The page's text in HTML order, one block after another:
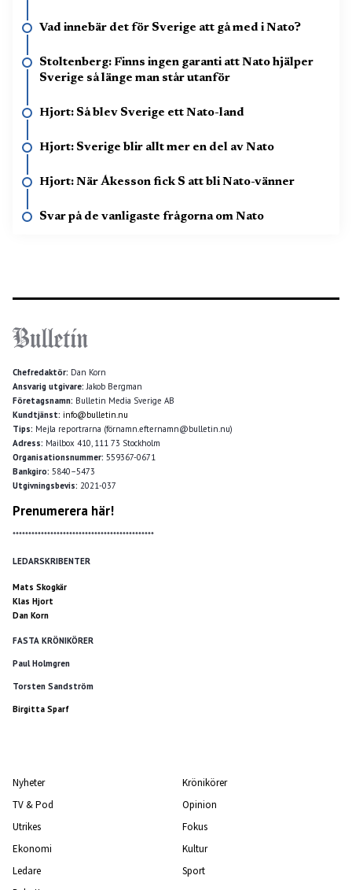
Vad innebär det för Sverige att gå med i Nato?
Stoltenberg: Finns ingen garanti att Nato hjälper
Sverige så länge man står utanför
Hjort: Så blev Sverige ett Nato-land
Hjort: Sverige blir allt mer en del av Nato
Hjort: När Åkesson fick S att bli Nato-vänner
Svar på de vanligaste frågorna om Nato
Chefredaktör: Dan Korn
Ansvarig utgivare:Jakob Bergman
Företagsnamn: Bulletin Media Sverige AB
Kundtjänst: info@bulletin.nu
Tips: Mejla reportrarna (förnamn.efternamn@bulletin.nu)
Adress: Mailbox 410, 111 73 Stockholm
Organisationsnummer: 559367-0671
Bankgiro: 5840–5473
Utgivningsbevis: 2021-037
Prenumerera här!
*********************************************
LEDARSKRIBENTER
Mats Skogkär
Klas Hjort
Dan Korn
FASTA KRÖNIKÖRER
Paul Holmgren
Torsten Sandström
Birgitta Sparf
Nyheter
TV & Pod
Utrikes
Ekonomi
Ledare
Krönikörer
Opinion
Fokus
Kultur
Sport